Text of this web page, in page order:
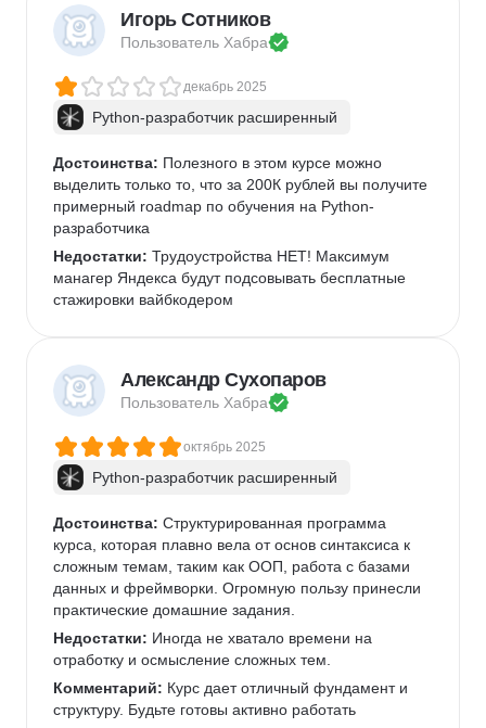
Игорь Сотников
Пользователь Хабра
декабрь 2025
Python-разработчик расширенный
Достоинства: Полезного в этом курсе можно
выделить только то, что за 200К рублей вы получите
примерный roadmap по обучения на Python-
разработчика
Недостатки: Трудоустройства НЕТ! Максимум
манагер Яндекса будут подсовывать бесплатные
стажировки вайбкодером
Александр Сухопаров
Пользователь Хабра
октябрь 2025
Python-разработчик расширенный
Достоинства: Структурированная программа
курса, которая плавно вела от основ синтаксиса к
сложным темам, таким как ООП, работа с базами
данных и фреймворки. Огромную пользу принесли
практические домашние задания.
Недостатки: Иногда не хватало времени на
отработку и осмысление сложных тем.
Комментарий: Курс дает отличный фундамент и
структуру. Будьте готовы активно работать